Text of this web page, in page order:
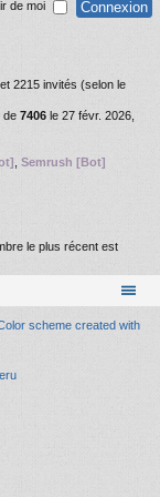
de moi
2215 invités (selon le
de 7406 le 27 févr. 2026,
Semrush [Bot]
le plus récent est
scheme created with